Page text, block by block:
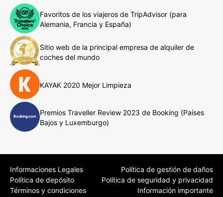
Favoritos de los viajeros de TripAdvisor (para
Alemania, Francia y España)
Sitio web de la principal empresa de alquiler de
coches del mundo
KAYAK 2020 Mejor Limpieza
Premios Traveller Review 2023 de Booking (Países
Bajos y Luxemburgo)
Informaciones Legales
Política de gestión de daños
Política de depósito
Política de seguridad y privacidad
Términos y condiciones
Información importante